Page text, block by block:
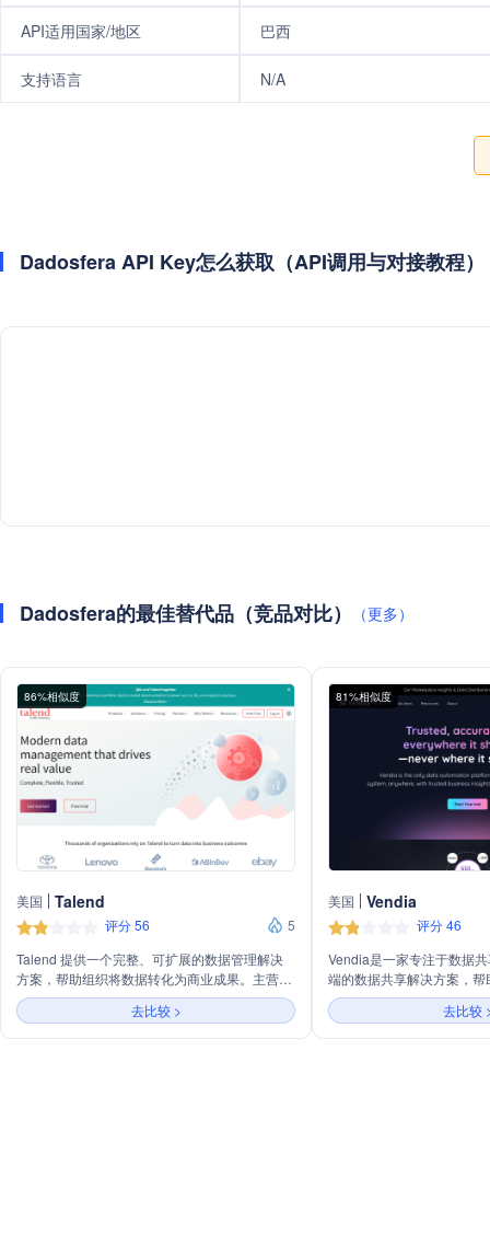
API适用国家/地区 巴西
支持语言 N/A
Dadosfera API Key怎么获取（API调用与对接教程）
Dadosfera的最佳替代品（竞品对比） （更多）
86%相似度
美国 Talend
评分 56
5
Talend 提供一个完整、可扩展的数据管理解决
方案，帮助组织将数据转化为商业成果。主营业
务包括数据集成、应用和API集成、数据完整性
与治理、以及基于Talend Trust Score的数据信
任评分。
去比较 >
81%相似度
美国 Vendia
评分 46
Vendia是一家专注于数据
端的数据共享解决方案，
栈、业务单元或第三方之
的可见性和控制，以提高
陷、节约成本，并加快产品
去比较